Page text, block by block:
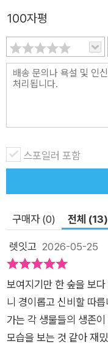
에 처한 딱따구리를 집
아비새 부부 둥지를 찾
발견이었다. 오두막을
이 아늑한 실내로 찾아
동고동락하며 이들의
다”는 말을 남겼다. 40
찰한 숲속 모든 존재의
숲에서 시작되었다』는
지만 그의 연구 열정은
한 연구를 이어간다. 자
찰거리를 제공하기 때문
씬 큰 동물 사체를 어떻
루터기 사이에 방충망을
관찰을 시작한다. 상모
에 어찌 살아남는지 확인
100자평
스포일러 포함
구매자 (0) 전체 (13)
렛잇고 2026-05-25
보여지기만 한 숲을 보
니 경이롭고 신비할 따
가는 각 생물들의 생존
모습을 보는 것 같아 재